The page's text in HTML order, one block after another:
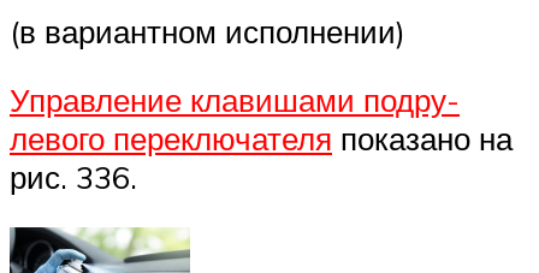
(в вариантном исполнении)
Управление клавишами подру-
левого переключателя показано на
рис. 336.